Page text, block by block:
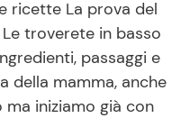
Ricette per Bambini
ricette La prova del
troverete in basso
passaggi e
della mamma, anche
ma iniziamo già con